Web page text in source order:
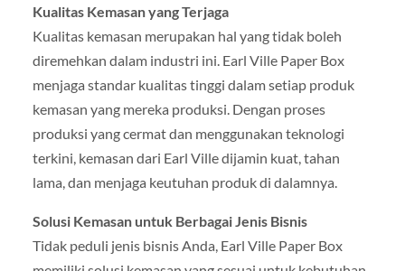
Kualitas Kemasan yang Terjaga
Kualitas kemasan merupakan hal yang tidak boleh
diremehkan dalam industri ini. Earl Ville Paper Box
menjaga standar kualitas tinggi dalam setiap produk
kemasan yang mereka produksi. Dengan proses
produksi yang cermat dan menggunakan teknologi
terkini, kemasan dari Earl Ville dijamin kuat, tahan
lama, dan menjaga keutuhan produk di dalamnya.
Solusi Kemasan untuk Berbagai Jenis Bisnis
Tidak peduli jenis bisnis Anda, Earl Ville Paper Box